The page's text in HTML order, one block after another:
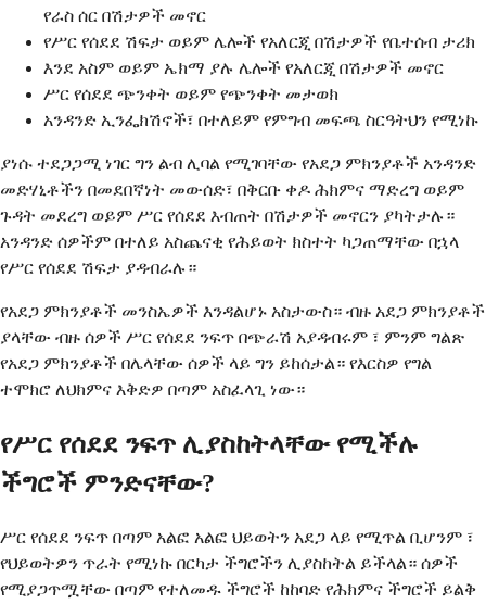
የራስ ሰር በሽታዎች መኖር
የሥር የሰደደ ሽፍታ ወይም ሌሎች የአለርጂ በሽታዎች የቤተሰብ ታሪክ
እንደ አስም ወይም ኤክማ ያሉ ሌሎች የአለርጂ በሽታዎች መኖር
ሥር የሰደደ ጭንቀት ወይም የጭንቀት መታወክ
አንዳንድ ኢንፌክሽኖች፣ በተለይም የምግብ መፍጫ ስርዓትህን የሚነኩ
ያነሱ ተደጋጋሚ ነገር ግን ልብ ሊባል የሚገባቸው የአደጋ ምክንያቶች አንዳንድ
መድሃኒቶችን በመደበኛነት መውሰድ፣ በቅርቡ ቀዶ ሕክምና ማድረግ ወይም
ጉዳት መደረግ ወይም ሥር የሰደደ እብጠት በሽታዎች መኖርን ያካትታሉ።
አንዳንድ ሰዎችም በተለይ አስጨናቂ የሕይወት ክስተት ካጋጠማቸው በኋላ
የሥር የሰደደ ሽፍታ ያዳብራሉ።
የአደጋ ምክንያቶች መንስኤዎች እንዳልሆኑ አስታውስ። ብዙ አደጋ ምክንያቶች
ያላቸው ብዙ ሰዎች ሥር የሰደደ ንፍጥ በጭራሽ አያዳብሩም ፣ ምንም ግልጽ
የአደጋ ምክንያቶች በሌላቸው ሰዎች ላይ ግን ይከሰታል። የእርስዎ የግል
ተሞክሮ ለህክምና እቅድዎ በጣም አስፈላጊ ነው።
የሥር የሰደደ ንፍጥ ሊያስከትላቸው የሚችሉ
ችግሮች ምንድናቸው?
ሥር የሰደደ ንፍጥ በጣም አልፎ አልፎ ህይወትን አደጋ ላይ የሚጥል ቢሆንም ፣
የህይወትዎን ጥራት የሚነኩ በርካታ ችግሮችን ሊያስከትል ይችላል። ሰዎች
የሚያጋጥሟቸው በጣም የተለመዱ ችግሮች ከከባድ የሕክምና ችግሮች ይልቅ